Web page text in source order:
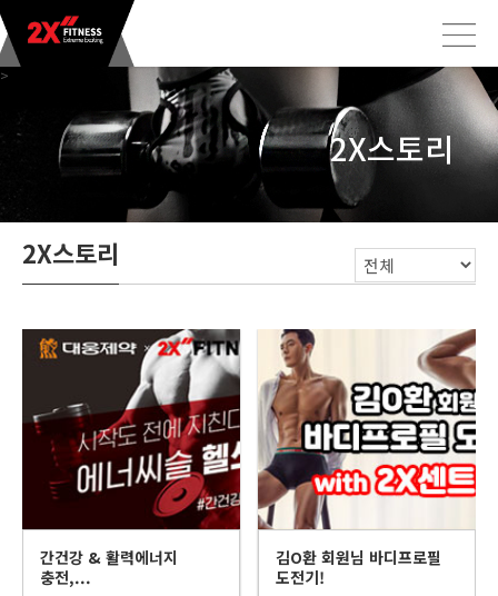
>
2X스토리
2X스토리
간건강 & 활력에너지
충전,...
김O환 회원님 바디프로필
도전기!